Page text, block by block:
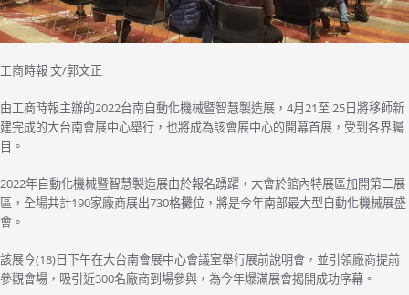
工商時報 文/郭文正
由工商時報主辦的2022台南自動化機械暨智慧製造展，4月21至 25日將移師新
建完成的大台南會展中心舉行，也將成為該會展中心的開幕首展，受到各界矚
目。
2022年自動化機械暨智慧製造展由於報名踴躍，大會於館內特展區加開第二展
區，全場共計190家廠商展出730格攤位，將是今年南部最大型自動化機械展盛
會。
該展今(18)日下午在大台南會展中心會議室舉行展前說明會，並引領廠商提前
參觀會場，吸引近300名廠商到場參與，為今年爆滿展會揭開成功序幕。